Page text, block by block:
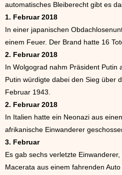
automatisches Bleiberecht gibt es
1. Februar 2018
In einer japanischen
einem Feuer. Der Brand hatte 16
2. Februar 2018
In Wolgograd nahm Präsident Putin
Putin würdigte dabei den Sieg über
Februar 1943.
2. Februar 2018
In Italien hatte ein Neonazi aus
afrikanische Einwanderer
3. Februar
Es gab sechs verletzte
Macerata aus einem fahrenden